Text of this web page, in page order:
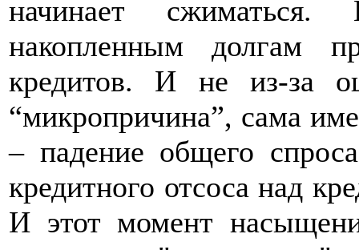
начинает сжиматься.
накопленным долгам
кредитов. И не из-за
“микропричина”, сама
– падение общего
кредитного отсоса над
И этот момент